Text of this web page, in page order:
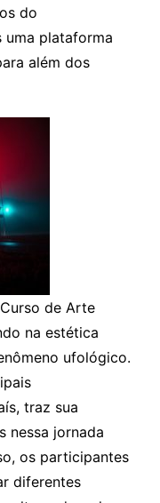
do
uma plataforma
além dos
de Arte
na estética
ufológico.
traz sua
nessa jornada
os participantes
diferentes